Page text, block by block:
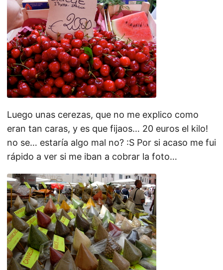
Luego unas cerezas, que no me explico como
eran tan caras, y es que fijaos… 20 euros el kilo!
no se… estaría algo mal no? :S Por si acaso me fui
rápido a ver si me iban a cobrar la foto…